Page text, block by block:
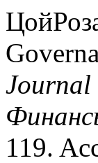
Journal
119.